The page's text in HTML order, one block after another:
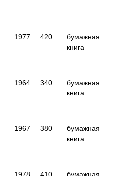
1977 420
бумажная
книга
1964 340
бумажная
книга
1967 380
бумажная
книга
1978 410
бумажная